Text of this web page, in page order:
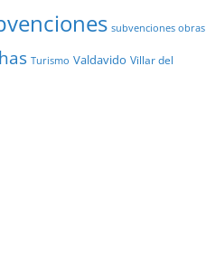
subvenciones obras
Turismo Valdavido Villar del